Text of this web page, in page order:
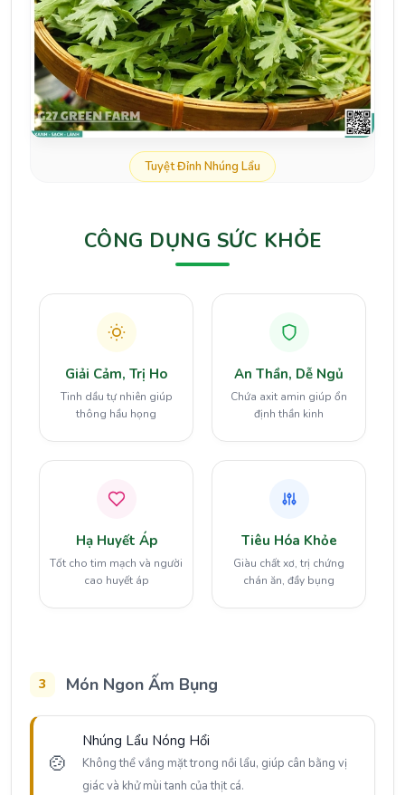
Tuyệt Đỉnh Nhúng Lẩu
CÔNG DỤNG SỨC KHỎE
Giải Cảm, Trị Ho
Tinh dầu tự nhiên giúp
thông hầu họng
An Thần, Dễ Ngủ
Chứa axit amin giúp ổn
định thần kinh
Hạ Huyết Áp
Tốt cho tim mạch và người
cao huyết áp
Tiêu Hóa Khỏe
Giàu chất xơ, trị chứng
chán ăn, đầy bụng
3 Món Ngon Ấm Bụng
🍲
Nhúng Lẩu Nóng Hổi
Không thể vắng mặt trong nồi lẩu, giúp cân bằng vị
giác và khử mùi tanh của thịt cá.